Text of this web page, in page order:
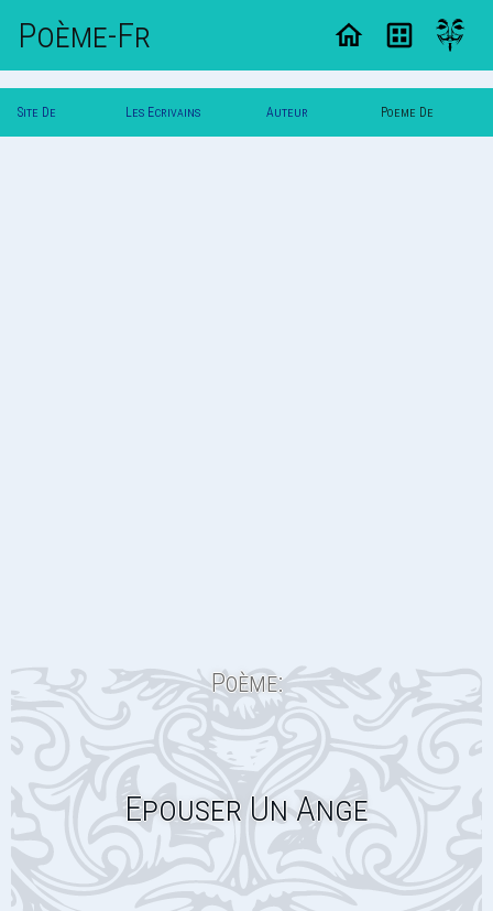
Poème-Fr
Site De Les Ecrivains Auteur Poeme De
Poème:
Epouser Un Ange